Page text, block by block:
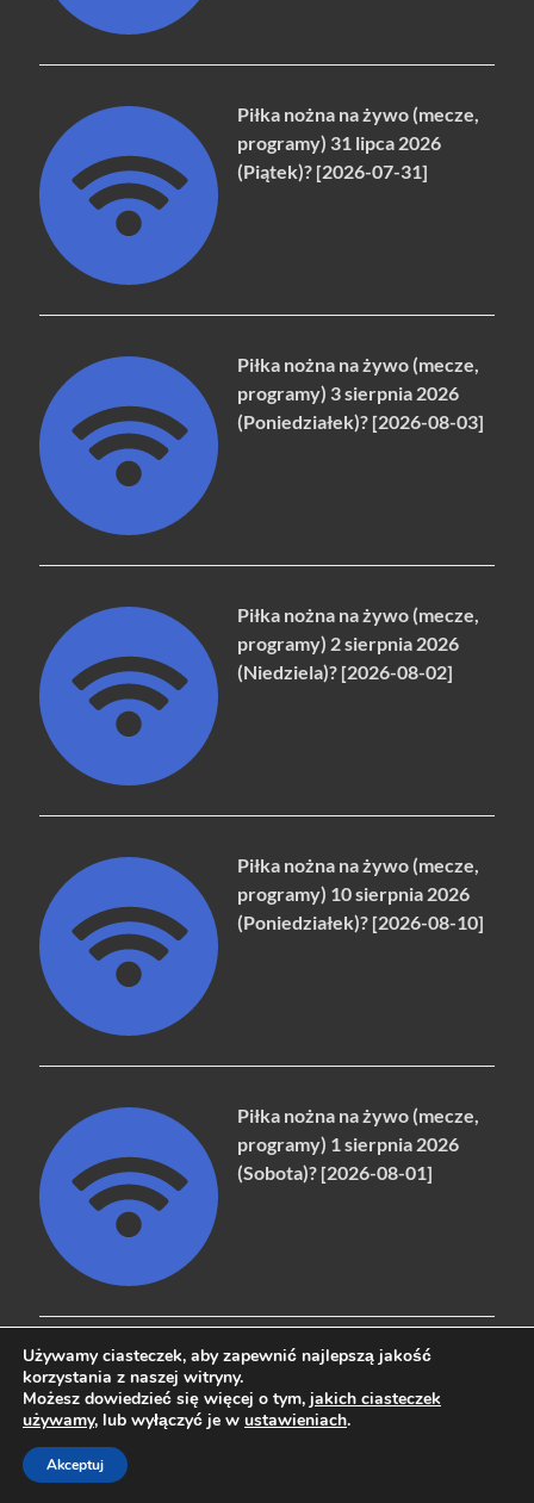
Piłka nożna na żywo (mecze,
programy) 31 lipca 2026
(Piątek)? [2026-07-31]
Piłka nożna na żywo (mecze,
programy) 3 sierpnia 2026
(Poniedziałek)? [2026-08-03]
Piłka nożna na żywo (mecze,
programy) 2 sierpnia 2026
(Niedziela)? [2026-08-02]
Piłka nożna na żywo (mecze,
programy) 10 sierpnia 2026
(Poniedziałek)? [2026-08-10]
Piłka nożna na żywo (mecze,
programy) 1 sierpnia 2026
(Sobota)? [2026-08-01]
Copyright © 2026naziemna.info - Telewizja cyfrowa, Radio,
Powered byWordPress
Używamy ciasteczek, aby zapewnić najlepszą jakość
korzystania z naszej witryny.
Możesz dowiedzieć się więcej o tym, jakich ciasteczek
używamy, lub wyłączyć je w ustawieniach.
Akceptuj